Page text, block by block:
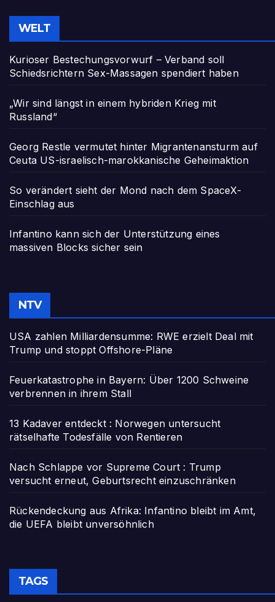
WELT
Kurioser Bestechungsvorwurf – Verband soll
Schiedsrichtern Sex-Massagen spendiert haben
„Wir sind längst in einem hybriden Krieg mit
Russland“
Georg Restle vermutet hinter Migrantenansturm auf
Ceuta US-israelisch-marokkanische Geheimaktion
So verändert sieht der Mond nach dem SpaceX-
Einschlag aus
Infantino kann sich der Unterstützung eines
massiven Blocks sicher sein
NTV
USA zahlen Milliardensumme: RWE erzielt Deal mit
Trump und stoppt Offshore-Pläne
Feuerkatastrophe in Bayern: Über 1200 Schweine
verbrennen in ihrem Stall
13 Kadaver entdeckt : Norwegen untersucht
rätselhafte Todesfälle von Rentieren
Nach Schlappe vor Supreme Court : Trump
versucht erneut, Geburtsrecht einzuschränken
Rückendeckung aus Afrika: Infantino bleibt im Amt,
die UEFA bleibt unversöhnlich
TAGS